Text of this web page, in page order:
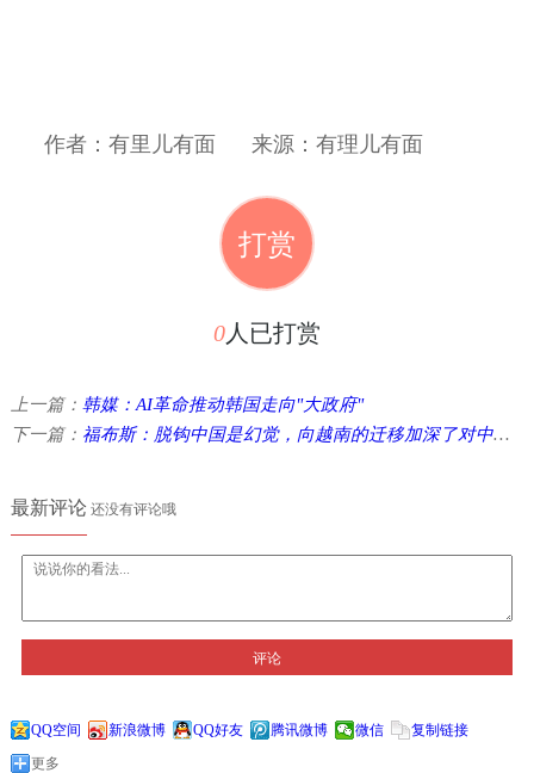
作者：有里儿有面 来源：有理儿有面
打赏
0人已打赏
上一篇： 韩媒：AI革命推动韩国走向"大政府"
下一篇： 福布斯：脱钩中国是幻觉，向越南的迁移加深了对中国依赖
最新评论还没有评论哦
评论
QQ空间 新浪微博 QQ好友 腾讯微博 微信
复制链接
更多